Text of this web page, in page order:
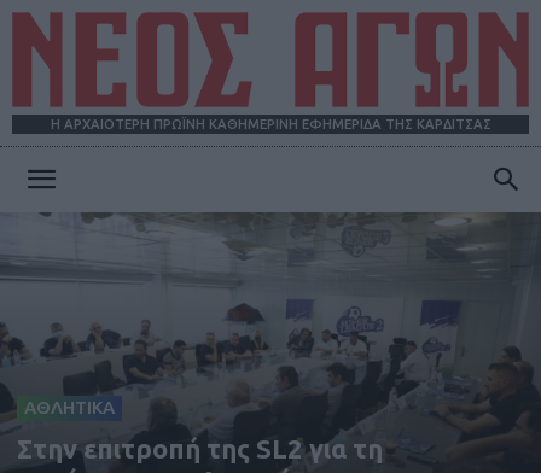
Η ΑΡΧΑΙΟΤΕΡΗ ΠΡΩΪΝΗ ΚΑΘΗΜΕΡΙΝΗ ΕΦΗΜΕΡΙΔΑ ΤΗΣ ΚΑΡΔΙΤΣΑΣ
ΑΘΛΗΤΙΚΑ
Στην επιτροπή της SL2 για τη